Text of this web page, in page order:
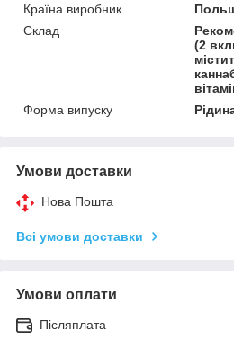
Країна виробник
Склад
(2
Форма випуску
Умови доставки
Нова Пошта
Всі умови доставки
Умови оплати
Післяплата